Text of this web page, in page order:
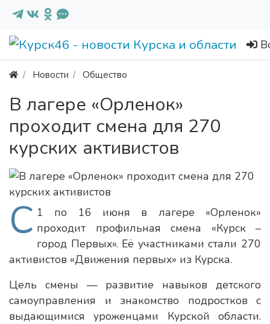
Новости Общество
В лагере «Орленок»
проходит смена для 270
курских активистов
С 1 по 16 июня в лагере «Орленок»
проходит профильная смена «Курск –
город Первых». Её участниками стали 270
активистов «Движения первых» из Курска.
Цель смены — развитие навыков детского
самоуправления и знакомство подростков с
выдающимися уроженцами Курской области.